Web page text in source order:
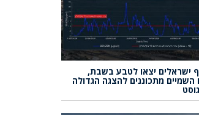
ישראלים יצאו לטבע בשבת,
השמיים מתכוננים להצגה הגדולה